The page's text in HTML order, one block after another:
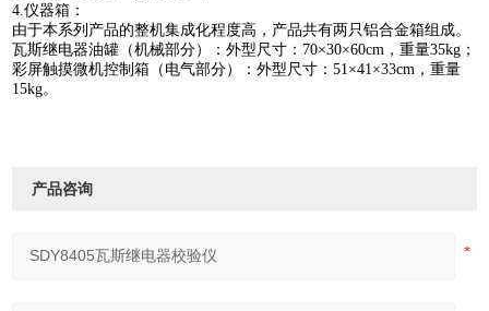
4.仪器箱：
由于本系列产品的整机集成化程度高，产品共有两只铝合金箱组成。
瓦斯继电器油罐（机械部分）：外型尺寸：70×30×60cm，重量35kg；
彩屏触摸微机控制箱（电气部分）：外型尺寸：51×41×33cm，重量
15kg。
产品咨询